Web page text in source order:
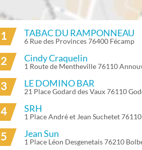
ITINÉRAIRE VERS LUDOVIC LEMAÎTRE
1 TABAC DU RAMPONNEAU
6 Rue des Provinces 76400 Fécamp
2 Cindy Craquelin
1 Route de Mentheville 76110
3 LE DOMINO BAR
21 Place Godard des Vaux 76110
4 SRH
1 Place André et Jean Suchetet
5 Jean Sun
1 Place Léon Desgenetais 76210